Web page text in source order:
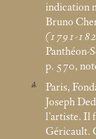
indication
Bruno
(1791-
Panthéon-
p. 570,
4
Paris,
Joseph
l’artiste. Il
Géricault.